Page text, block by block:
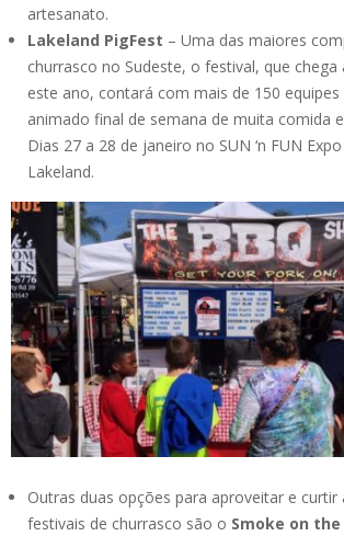
artesanato.
Lakeland PigFest – Uma das maiores
churrasco no Sudeste, o festival, que chega
este ano, contará com mais de 150
animado final de semana de muita comida
Dias 27 a 28 de janeiro no SUN ‘n FUN
Lakeland.
Outras duas opções para aproveitar e
festivais de churrasco são o Smoke on the